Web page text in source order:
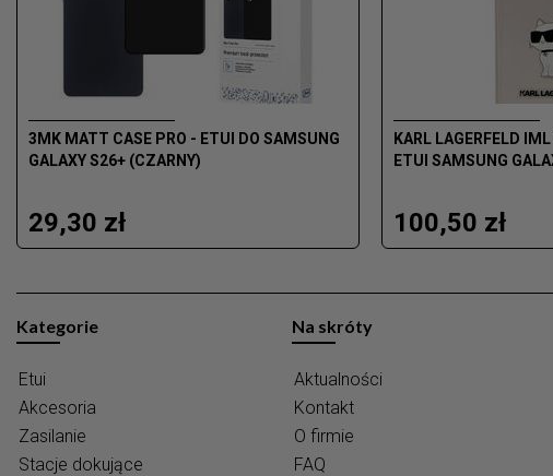
3MK MATT CASE PRO - ETUI DO SAMSUNG
GALAXY S26+ (CZARNY)
29,30 zł
KARL LAGERFELD
ETUI SAMSUNG
100,50 zł
Kategorie
Etui
Akcesoria
Zasilanie
Stacje dokujące
Na skróty
Aktualności
Kontakt
O firmie
FAQ